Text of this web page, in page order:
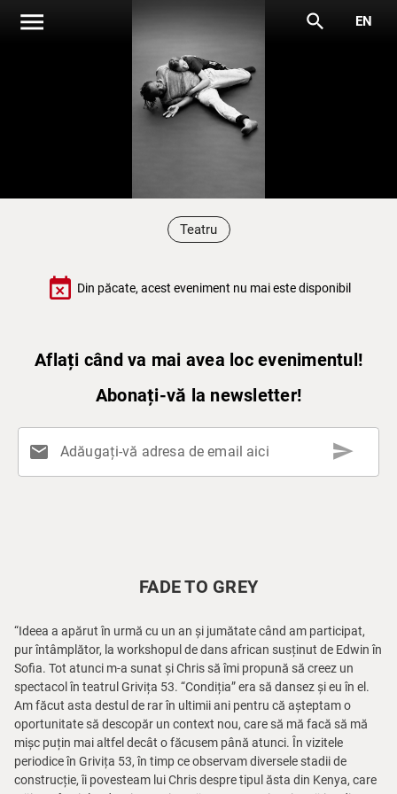
menu search EN
Teatru
event_busy Din păcate, acest eveniment nu mai este disponibil
Aflați când va mai avea loc evenimentul!
Abonați-vă la newsletter!
mail Adăugați-vă adresa de email aici send
FADE TO GREY
“Ideea a apărut în urmă cu un an și jumătate când am participat,
pur întâmplător, la workshopul de dans african susținut de Edwin în
Sofia. Tot atunci m-a sunat și Chris să îmi propună să creez un
spectacol în teatrul Grivița 53. “Condiția” era să dansez și eu în el.
Am făcut asta destul de rar în ultimii ani pentru că așteptam o
oportunitate să descopăr un context nou, care să mă facă să mă
mișc puțin mai altfel decât o făcusem până atunci. În vizitele
periodice în Grivița 53, în timp ce observam diversele stadii de
construcție, îi povesteam lui Chris despre tipul ăsta din Kenya, care